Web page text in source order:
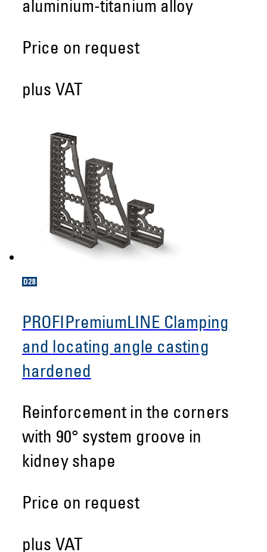
aluminium-titanium alloy
Price on request
plus VAT
PROFIPremiumLINE Clamping
and locating angle casting
hardened
Reinforcement in the corners
with 90° system groove in
kidney shape
Price on request
plus VAT